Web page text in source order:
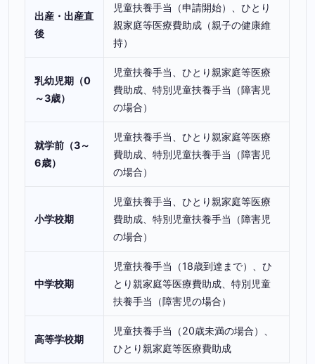
出産・出産直
後
児童扶養手当（申請開始）、ひとり
親家庭等医療費助成（親子の健康維
持）
乳幼児期（0
～3歳）
児童扶養手当、ひとり親家庭等医療
費助成、特別児童扶養手当（障害児
の場合）
就学前（3～
6歳）
児童扶養手当、ひとり親家庭等医療
費助成、特別児童扶養手当（障害児
の場合）
小学校期
児童扶養手当、ひとり親家庭等医療
費助成、特別児童扶養手当（障害児
の場合）
中学校期
児童扶養手当（18歳到達まで）、ひ
とり親家庭等医療費助成、特別児童
扶養手当（障害児の場合）
高等学校期
児童扶養手当（20歳未満の場合）、
ひとり親家庭等医療費助成